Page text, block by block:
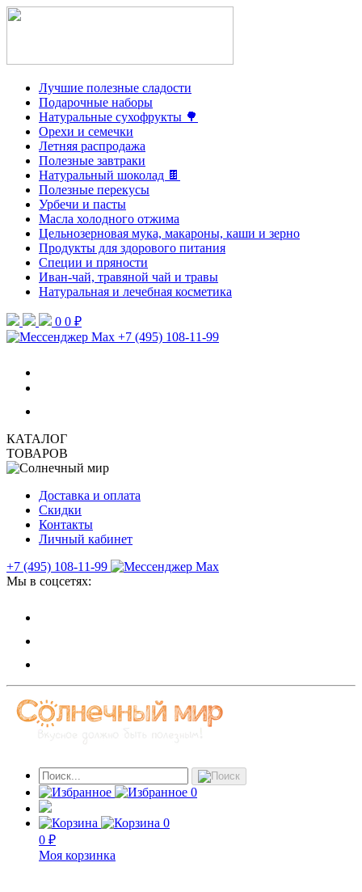
Лучшие полезные сладости
Подарочные наборы
Натуральные сухофрукты 🌳
Орехи и семечки
Летняя распродажа
Полезные завтраки
Натуральный шоколад 🍫
Полезные перекусы
Урбечи и пасты
Масла холодного отжима
Цельнозерновая мука, макароны, каши и зерно
Продукты для здорового питания
Специи и пряности
Иван-чай, травяной чай и травы
Натуральная и лечебная косметика
0 0 ₽
+7 (495) 108-11-99
КАТАЛОГ
ТОВАРОВ
Доставка и оплата
Скидки
Контакты
Личный кабинет
+7 (495) 108-11-99
Мы в соцсетях:
0
0
0 ₽
Моя корзинка